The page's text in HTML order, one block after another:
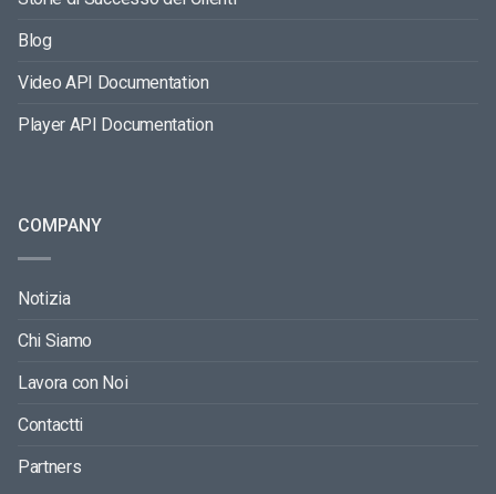
Blog
Video API Documentation
Player API Documentation
COMPANY
Notizia
Chi Siamo
Lavora con Noi
Contactti
Partners